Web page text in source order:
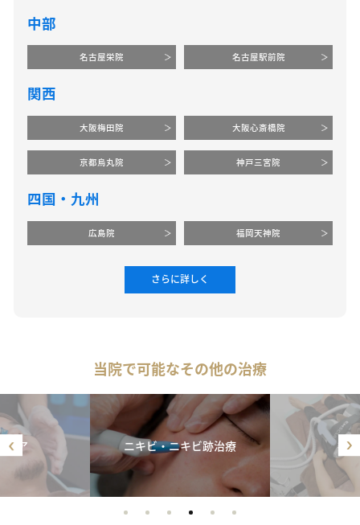
中部
名古屋栄院 名古屋駅前院
関西
大阪梅田院 大阪心斎橋院
京都烏丸院 神戸三宮院
四国・九州
広島院 福岡天神院
さらに詳しく
当院で可能なその他の治療
ケア ニキビ・ニキビ跡治療 痩